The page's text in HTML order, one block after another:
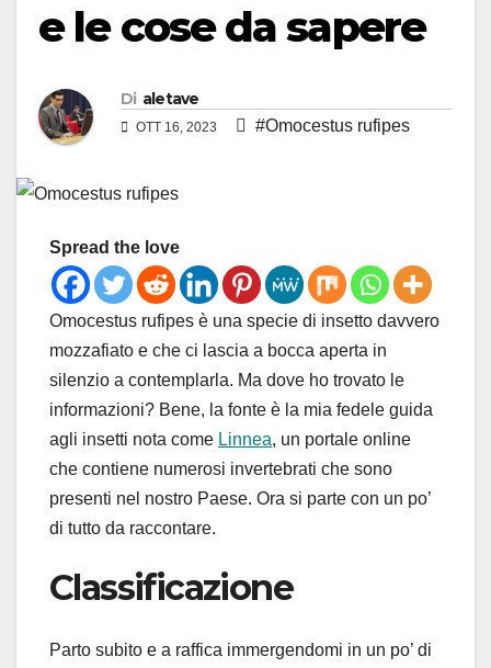
e le cose da sapere
Di aletave
OTT 16, 2023 #Omocestus rufipes
Spread the love
Omocestus rufipes è una specie di insetto davvero
mozzafiato e che ci lascia a bocca aperta in
silenzio a contemplarla. Ma dove ho trovato le
informazioni? Bene, la fonte è la mia fedele guida
agli insetti nota come Linnea, un portale online
che contiene numerosi invertebrati che sono
presenti nel nostro Paese. Ora si parte con un po’
di tutto da raccontare.
Classificazione
Parto subito e a raffica immergendomi in un po’ di